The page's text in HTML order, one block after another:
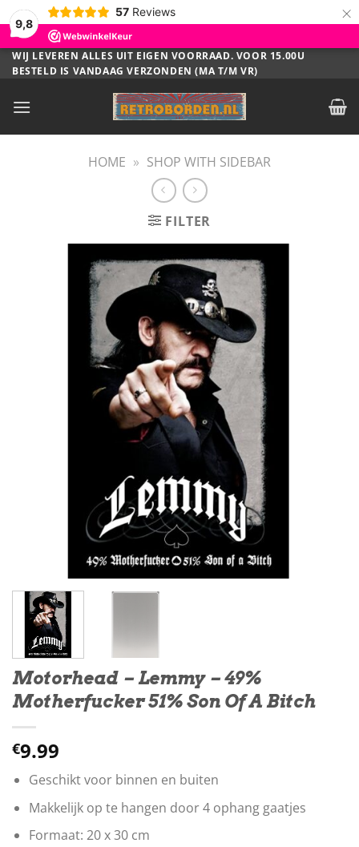
9,8
57 Reviews ×
Ga
naar
WIJ LEVEREN ALLES UIT EIGEN VOORRAAD. VOOR 15.00U
BESTELD IS VANDAAG VERZONDEN (MA T/M VR)
HOME » SHOP WITH SIDEBAR
FILTER
Motorhead – Lemmy – 49%
Motherfucker 51% Son Of A Bitch
€9.99
Geschikt voor binnen en buiten
Makkelijk op te hangen door 4 ophang gaatjes
Formaat: 20 x 30 cm